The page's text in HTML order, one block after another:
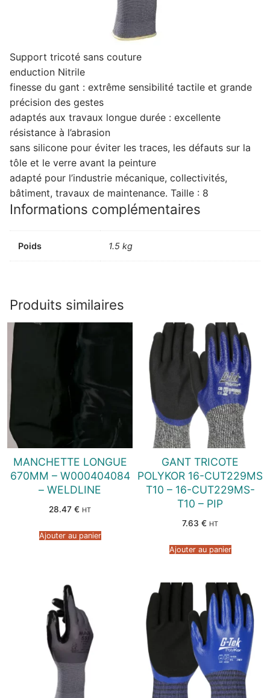
Support tricoté sans couture
enduction Nitrile
finesse du gant : extrême sensibilité tactile et grande
précision des gestes
adaptés aux travaux longue durée : excellente
résistance à l’abrasion
sans silicone pour éviter les traces, les défauts sur la
tôle et le verre avant la peinture
adapté pour l’industrie mécanique, collectivités,
bâtiment, travaux de maintenance. Taille : 8
Informations complémentaires
Poids 1.5 kg
Produits similaires
MANCHETTE LONGUE
670MM – W000404084
– WELDLINE
28.47 € HT
Ajouter au panier
GANT TRICOTE
POLYKOR 16-CUT229MS
T10 – 16-CUT229MS-
T10 – PIP
7.63 € HT
Ajouter au panier